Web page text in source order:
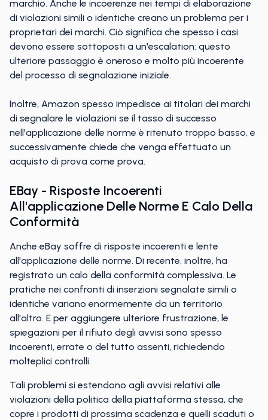
marchio. Anche le incoerenze nei tempi di elaborazione
di violazioni simili o identiche creano un problema per i
proprietari dei marchi. Ciò significa che spesso i casi
devono essere sottoposti a un'escalation: questo
ulteriore passaggio è oneroso e molto più incoerente
del processo di segnalazione iniziale.
Inoltre, Amazon spesso impedisce ai titolari dei marchi
di segnalare le violazioni se il tasso di successo
nell'applicazione delle norme è ritenuto troppo basso, e
successivamente chiede che venga effettuato un
acquisto di prova come prova.
EBay - Risposte Incoerenti
All'applicazione Delle Norme E Calo Della
Conformità
Anche eBay soffre di risposte incoerenti e lente
all'applicazione delle norme. Di recente, inoltre, ha
registrato un calo della conformità complessiva. Le
pratiche nei confronti di inserzioni segnalate simili o
identiche variano enormemente da un territorio
all'altro. E per aggiungere ulteriore frustrazione, le
spiegazioni per il rifiuto degli avvisi sono spesso
incoerenti, errate o del tutto assenti, richiedendo
molteplici controlli.
Tali problemi si estendono agli avvisi relativi alle
violazioni della politica della piattaforma stessa, che
copre i prodotti di prossima scadenza e quelli scaduti o